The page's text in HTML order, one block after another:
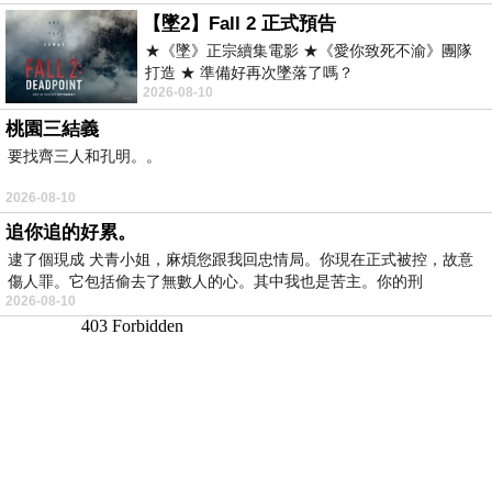
【墜2】Fall 2 正式預告
★《墜》正宗續集電影 ★《愛你致死不渝》團隊
打造 ★ 準備好再次墜落了嗎？
2026-08-10
桃園三結義
要找齊三人和孔明。。
2026-08-10
追你追的好累。
逮了個現成 犬青小姐，麻煩您跟我回忠情局。你現在正式被控，故意
傷人罪。它包括偷去了無數人的心。其中我也是苦主。你的刑
2026-08-10